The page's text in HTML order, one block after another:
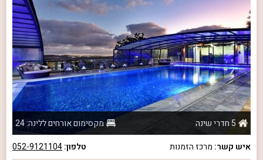
5 חדרי שינה
מקסימום אורחים ללינה: 24
איש קשר: מרכז הזמנות טלפון:052-9121104